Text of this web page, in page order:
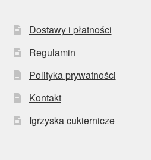
Dostawy i płatności
Regulamin
Polityka prywatności
Kontakt
Igrzyska cukiernicze